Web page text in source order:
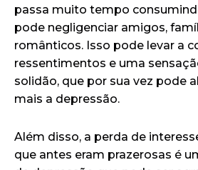
passa muito tempo
pode negligenciar amigos,
românticos. Isso pode levar a
ressentimentos e uma
solidão, que por sua vez pode
mais a depressão.
Além disso, a perda de
que antes eram prazerosas é